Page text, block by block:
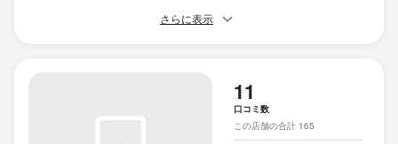
さらに表示
11
口コミ数
この店舗の合計 165